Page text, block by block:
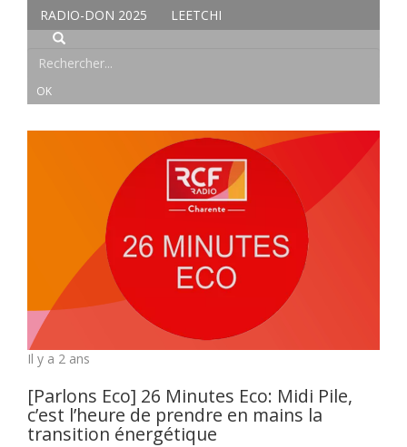
RADIO-DON 2025
LEETCHI
Il y a 2 ans
[Parlons Eco] 26 Minutes Eco: Midi Pile,
c’est l’heure de prendre en mains la
transition énergétique